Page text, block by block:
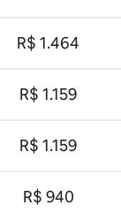
R$ 1.464
R$ 1.159
R$ 1.159
R$ 940